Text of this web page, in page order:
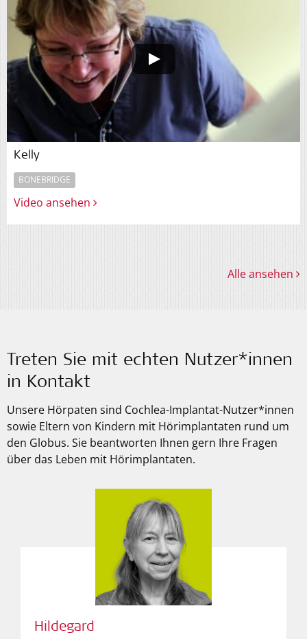
Kelly
BONEBRIDGE
Video ansehen
Alle ansehen
Treten Sie mit echten Nutzer*innen
in Kontakt
Unsere Hörpaten sind Cochlea-Implantat-Nutzer*innen
sowie Eltern von Kindern mit Hörimplantaten rund um
den Globus. Sie beantworten Ihnen gern Ihre Fragen
über das Leben mit Hörimplantaten.
Hildegard